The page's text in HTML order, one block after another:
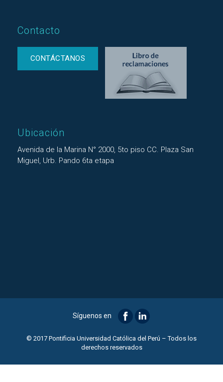
Contacto
CONTÁCTANOS
Ubicación
Avenida de la Marina N° 2000, 5to piso CC. Plaza San
Miguel, Urb. Pando 6ta etapa
Síguenos en
© 2017 Pontificia Universidad Católica del Perú – Todos los
derechos reservados